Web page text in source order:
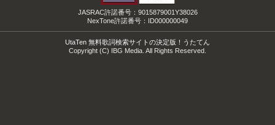
JASRAC許諾番号：9015879001Y38026
NexTone許諾番号：ID000000049
UtaTen 無料歌詞検索サイトの決定版！うたてん
Copyright (C) IBG Media. All Rights Reserved.